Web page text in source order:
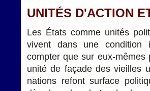
UNITÉS D'ACTION
Les États comme unités
vivent dans une condition
compter que sur eux-mêmes
unité de façade des vieilles
nations refont surface